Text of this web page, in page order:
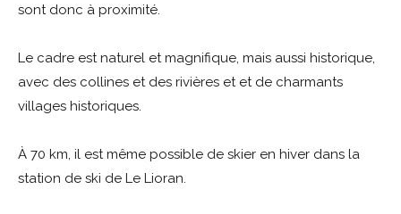
sont donc à proximité.
Le cadre est naturel et magnifique, mais aussi historique,
avec des collines et des rivières et et de charmants
villages historiques.
À 70 km, il est même possible de skier en hiver dans la
station de ski de Le Lioran.